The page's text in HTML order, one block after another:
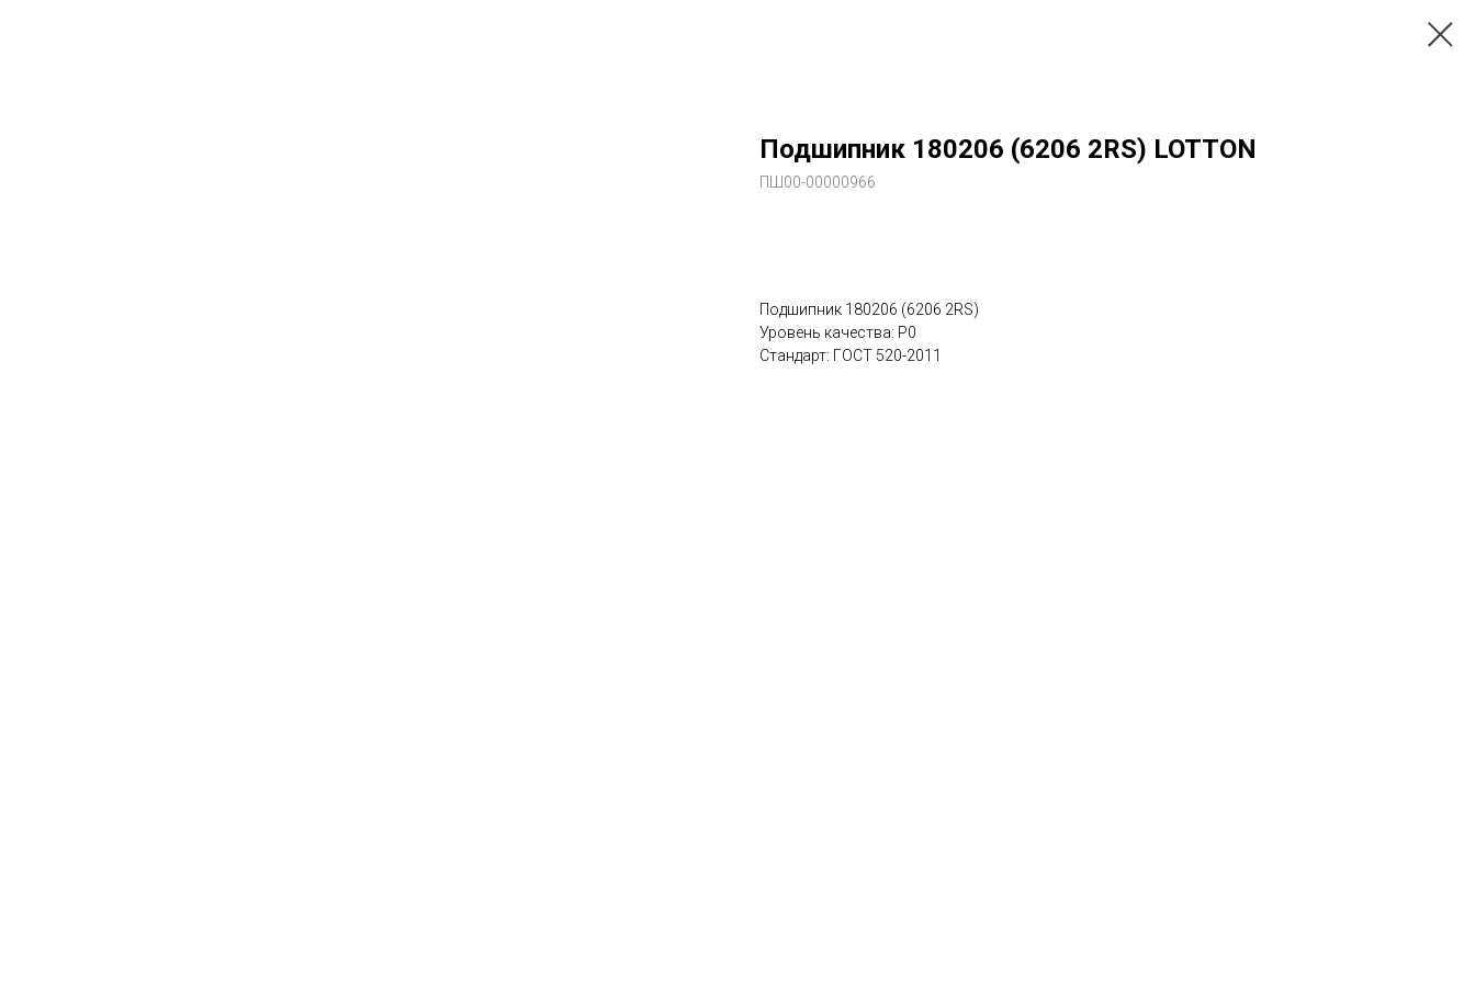
Подшипник 180206 (6206 2RS) LOTTON
ПШ00-00000966
Подшипник 180206 (6206 2RS)
Уровень качества: P0
Стандарт: ГОСТ 520-2011